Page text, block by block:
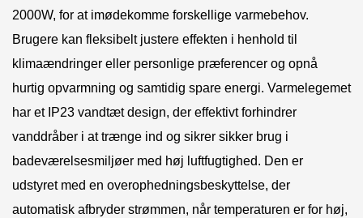
2000W, for at imødekomme forskellige varmebehov.
Brugere kan fleksibelt justere effekten i henhold til
klimaændringer eller personlige præferencer og opnå
hurtig opvarmning og samtidig spare energi. Varmelegemet
har et IP23 vandtæt design, der effektivt forhindrer
vanddråber i at trænge ind og sikrer sikker brug i
badeværelsesmiljøer med høj luftfugtighed. Den er
udstyret med en overophedningsbeskyttelse, der
automatisk afbryder strømmen, når temperaturen er for høj,